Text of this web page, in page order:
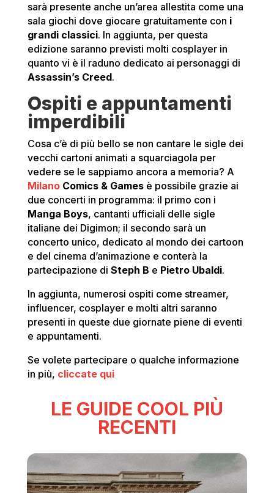
sarà presente anche un’area allestita come una
sala giochi dove giocare gratuitamente con i
grandi classici. In aggiunta, per questa
edizione saranno previsti molti cosplayer in
quanto vi è il raduno dedicato ai personaggi di
Assassin’s Creed.
Ospiti e appuntamenti
imperdibili
Cosa c’è di più bello se non cantare le sigle dei
vecchi cartoni animati a squarciagola per
vedere se le sappiamo ancora a memoria? A
MilanoComics & Gamesè possibile grazie ai
due concerti in programma: il primo con i
Manga Boys, cantanti ufficiali delle sigle
italiane dei Digimon; il secondo sarà un
concerto unico, dedicato al mondo dei cartoon
e del cinema d’animazione e conterà la
partecipazione di Steph B e Pietro Ubaldi.
In aggiunta, numerosi ospiti come streamer,
influencer, cosplayer e molti altri saranno
presenti in queste due giornate piene di eventi
e appuntamenti.
Se volete partecipare o qualche informazione
in più, cliccate qui
LE GUIDE COOL PIÙ
RECENTI